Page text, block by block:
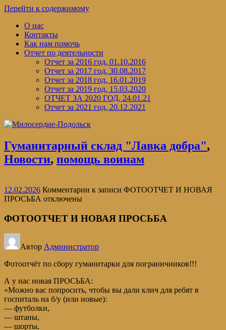
Перейти к содержимому
О нас
Контакты
Как нам помочь
Отчет по деятельности
Отчет за 2016 год, 01.10.2016
Отчет за 2017 год, 30.08.2017
Отчет за 2018 год, 16.01.2019
Отчет за 2019 год, 15.03.2020
ОТЧЕТ ЗА 2020 ГОД, 24.01.21
Отчет за 2021 год, 20.12.2021
Гуманитарный склад "Лавка добра",
Новости, помощь воинам
12.02.2026 Комментарии к записи ФОТООТЧЕТ И НОВАЯ
ПРОСЬБА отключены
ФОТООТЧЕТ И НОВАЯ ПРОСЬБА
Автор Администратор
Фотоотчёт по сбору гуманитарки для пограничников!!!
А у нас новая ПРОСЬБА:
«Можно вас попросить, чтобы вы дали клич для ребят в
госпиталь на б/у (или новые):
— футболки,
— штаны,
— шорты,